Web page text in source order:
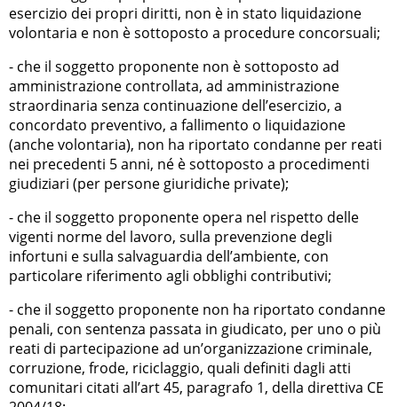
esercizio dei propri diritti, non è in stato liquidazione
volontaria e non è sottoposto a procedure concorsuali;
- che il soggetto proponente non è sottoposto ad
amministrazione controllata, ad amministrazione
straordinaria senza continuazione dell’esercizio, a
concordato preventivo, a fallimento o liquidazione
(anche volontaria), non ha riportato condanne per reati
nei precedenti 5 anni, né è sottoposto a procedimenti
giudiziari (per persone giuridiche private);
- che il soggetto proponente opera nel rispetto delle
vigenti norme del lavoro, sulla prevenzione degli
infortuni e sulla salvaguardia dell’ambiente, con
particolare riferimento agli obblighi contributivi;
- che il soggetto proponente non ha riportato condanne
penali, con sentenza passata in giudicato, per uno o più
reati di partecipazione ad un’organizzazione criminale,
corruzione, frode, riciclaggio, quali definiti dagli atti
comunitari citati all’art 45, paragrafo 1, della direttiva CE